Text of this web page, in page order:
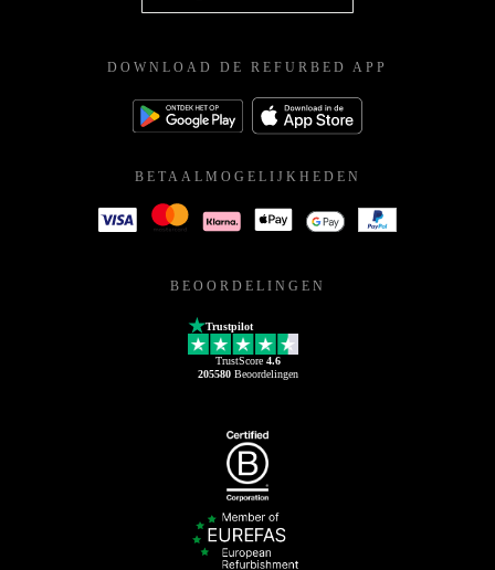
DOWNLOAD DE REFURBED APP
BETAALMOGELIJKHEDEN
BEOORDELINGEN
Trustpilot
TrustScore 4.6
205580Beoordelingen